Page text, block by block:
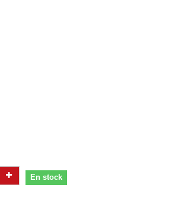
En stock